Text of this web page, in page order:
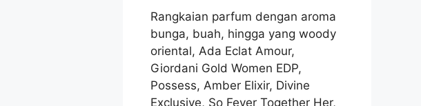
Rangkaian parfum dengan aroma
bunga, buah, hingga yang woody
oriental, Ada Eclat Amour,
Giordani Gold Women EDP,
Possess, Amber Elixir, Divine
Exclusive, So Fever Together Her,